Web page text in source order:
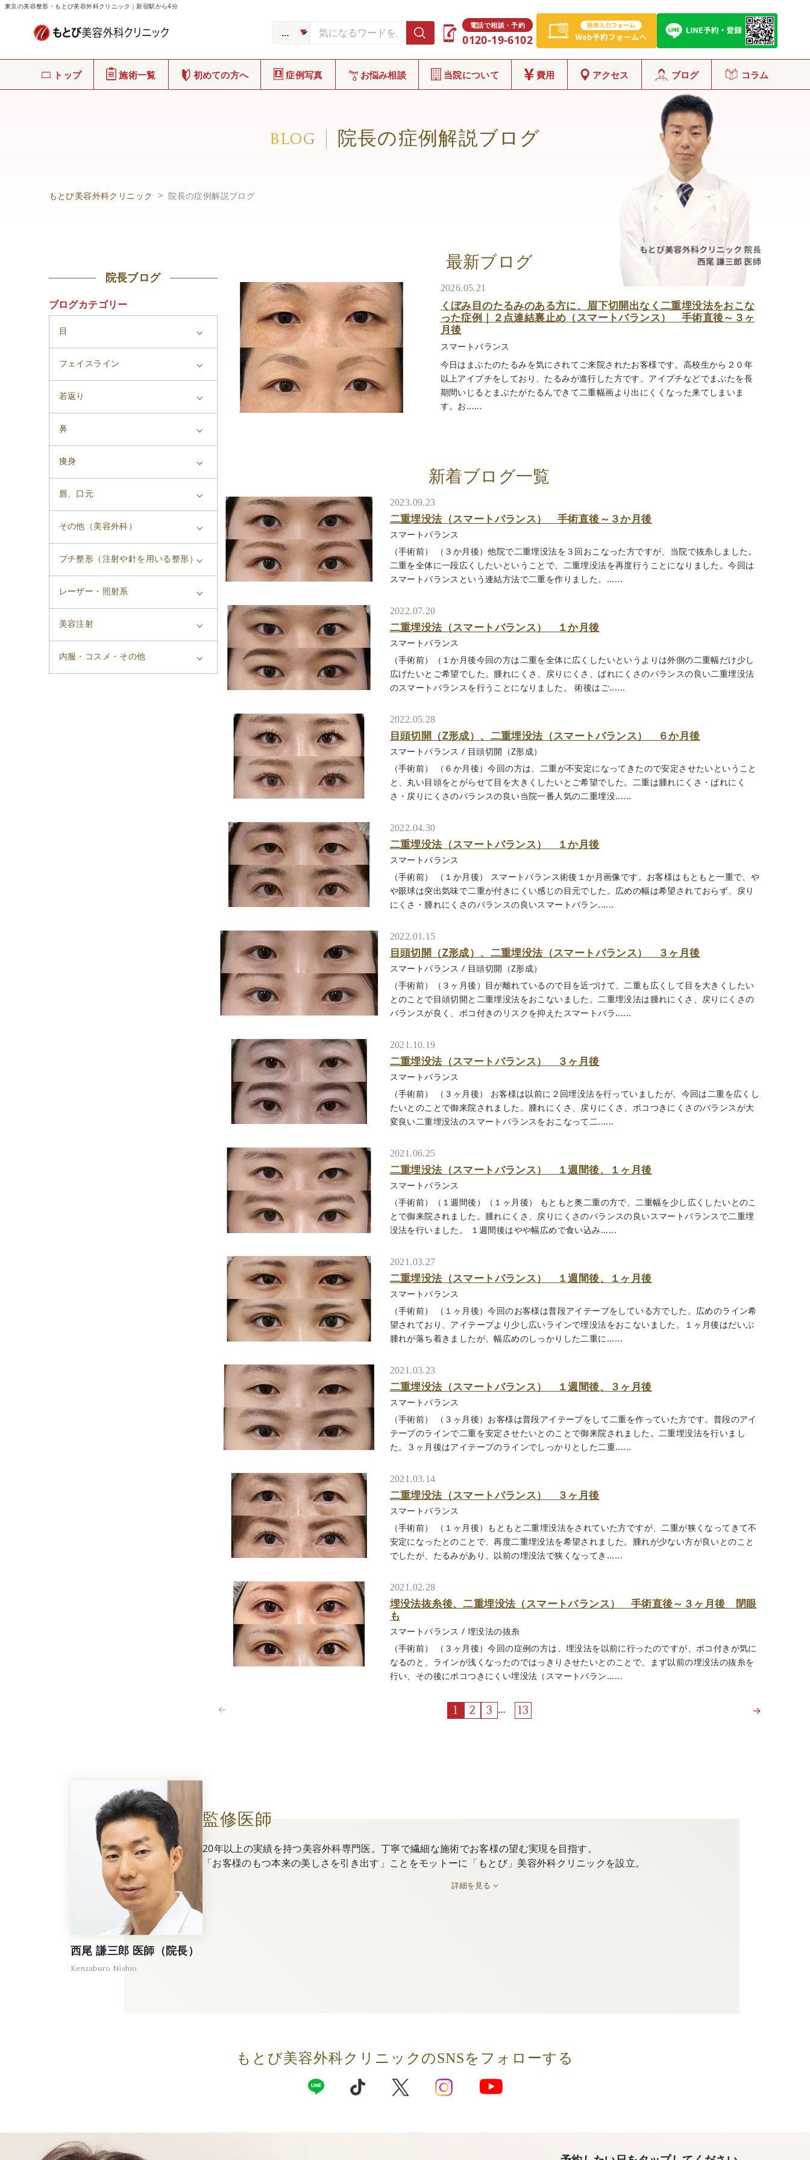
東京の美容整形・もとび美容外科クリニック｜新宿駅から4分
電話で相談・予約
0120-19-6102
トップ 施術一覧 初めての方へ 症例写真 お悩み相談 当院について 費用 アクセス ブログ コラム
BLOG 院長の症例解説ブログ
もとび美容外科クリニック 院長の症例解説ブログ
院長ブログ
ブログカテゴリー
目
フェイスライン
若返り
鼻
痩身
唇、口元
その他（美容外科）
プチ整形（注射や針を用いる整形）
レーザー・照射系
美容注射
内服・コスメ・その他
最新ブログ
2026.05.21
くぼみ目のたるみのある方に、眉下切開出なく二重埋没法をおこな
った症例｜２点連結裏止め（スマートバランス） 手術直後～３ヶ
月後
スマートバランス
今日はまぶたのたるみを気にされてご来院されたお客様です。高校生から２０年
以上アイプチをしており、たるみが進行した方です。アイプチなどでまぶたを長
期間いじるとまぶたがたるんできて二重幅画より出にくくなった来てしまいま
す。お......
新着ブログ一覧
2023.09.23
二重埋没法（スマートバランス） 手術直後～３か月後
スマートバランス
（手術前） （３か月後）他院で二重埋没法を３回おこなった方ですが、当院で抜糸しました。
二重を全体に一段広くしたいということで、二重埋没法を再度行うことになりました。今回は
スマートバランスという連結方法で二重を作りました。......
2022.07.20
二重埋没法（スマートバランス） １か月後
スマートバランス
（手術前）（１か月後今回の方は二重を全体に広くしたいというよりは外側の二重幅だけ少し
広げたいとご希望でした。腫れにくさ、戻りにくさ、ばれにくさのバランスの良い二重埋没法
のスマートバランスを行うことになりました。 術後はご......
2022.05.28
目頭切開（Z形成）、二重埋没法（スマートバランス） ６か月後
スマートバランス / 目頭切開（Z形成）
（手術前） （６か月後）今回の方は、二重が不安定になってきたので安定させたいということ
と、丸い目頭をとがらせて目を大きくしたいとご希望でした。二重は腫れにくさ・ばれにく
さ・戻りにくさのバランスの良い当院一番人気の二重埋没......
2022.04.30
二重埋没法（スマートバランス） １か月後
スマートバランス
（手術前） （１か月後） スマートバランス術後１か月画像です。お客様はもともと一重で、や
や眼球は突出気味で二重が付きにくい感じの目元でした。広めの幅は希望されておらず、戻り
にくさ・腫れにくさのバランスの良いスマートバラン......
2022.01.15
目頭切開（Z形成）、二重埋没法（スマートバランス） ３ヶ月後
スマートバランス / 目頭切開（Z形成）
（手術前）（３ヶ月後）目が離れているので目を近づけて、二重も広くして目を大きくしたい
とのことで目頭切開と二重埋没法をおこないました。二重埋没法は腫れにくさ、戻りにくさの
バランスが良く、ポコ付きのリスクを抑えたスマートバラ......
2021.10.19
二重埋没法（スマートバランス） ３ヶ月後
スマートバランス
（手術前） （３ヶ月後） お客様は以前に２回埋没法を行っていましたが、今回は二重を広くし
たいとのことで御来院されました。腫れにくさ、戻りにくさ、ポコつきにくさのバランスが大
変良い二重埋没法のスマートバランスをおこなって二......
2021.06.25
二重埋没法（スマートバランス） １週間後、１ヶ月後
スマートバランス
（手術前）（１週間後）（１ヶ月後） もともと奥二重の方で、二重幅を少し広くしたいとのこ
とで御来院されました。腫れにくさ、戻りにくさのバランスの良いスマートバランスで二重埋
没法を行いました。 １週間後はやや幅広めで食い込み......
2021.03.27
二重埋没法（スマートバランス） １週間後、１ヶ月後
スマートバランス
（手術前） （１ヶ月後）今回のお客様は普段アイテープをしている方でした。広めのライン希
望されており、アイテープより少し広いラインで埋没法をおこないました。１ヶ月後はだいぶ
腫れが落ち着きましたが、幅広めのしっかりした二重に......
2021.03.23
二重埋没法（スマートバランス） １週間後、３ヶ月後
スマートバランス
（手術前） （３ヶ月後）お客様は普段アイテープをして二重を作っていた方です。普段のアイ
テープのラインで二重を安定させたいとのことで御来院されました。二重埋没法を行いまし
た。３ヶ月後はアイテープのラインでしっかりとした二重......
2021.03.14
二重埋没法（スマートバランス） ３ヶ月後
スマートバランス
（手術前） （１ヶ月後）もともと二重埋没法をされていた方ですが、二重が狭くなってきて不
安定になったとのことで、再度二重埋没法を希望されました。腫れが少ない方が良いとのこと
でしたが、たるみがあり、以前の埋没法で狭くなってき......
2021.02.28
埋没法抜糸後、二重埋没法（スマートバランス） 手術直後～３ヶ月後 閉眼
も
スマートバランス /埋没法の抜糸
（手術前） （３ヶ月後）今回の症例の方は、埋没法を以前に行ったのですが、ポコ付きが気に
なるのと、ラインが浅くなったのではっきりさせたいとのことで、まず以前の埋没法の抜糸を
行い、その後にポコつきにくい埋没法（スマートバラン......
← 1 2 3 … 13 →
監修医師
20年以上の実績を持つ美容外科専門医。丁寧で繊細な施術でお客様の望む実現を目指す。
「お客様のもつ本来の美しさを引き出す」ことをモットーに「もとび」美容外科クリニックを設立。
詳細を見る
西尾 謙三郎 医師（院長）
Kenzaburo Nishio
もとび美容外科クリニックのSNSをフォローする